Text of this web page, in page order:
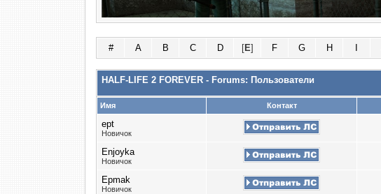
# A B C D [E] F G H
HALF-LIFE 2 FOREVER - Forums: Пользователи
Имя Контакт
ept
Новичок
Enjoyka
Новичок
Epmak
Новичок